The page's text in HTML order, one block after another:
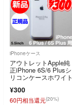
iPhoneケース
アウトレットApple純
正iPhone 6S/6 Plusシ
リコンケースホワイト
¥300
60円相当還元(20%)